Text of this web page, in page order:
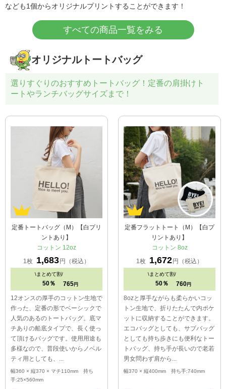
なども1個からオリジナルプリントすることができます！
すべての商品一覧をみる
オリジナルトートバッグ
選りすぐりのおすすめトートバッグ！定番の肩掛けト
ートやランチバッグサイズまで！
定番トートバッグ（M）【白プリ
ントあり】
コットン 12oz
1枚
1,683 円（税込）
\まとめて割/
50％ 765 円
12オンスの厚手のコットン生地で
作った、定番の形でベーシックで
人気のあるのトートバッグ。底マ
チありの船底タイプで、長く使っ
て頂けるバッグです。使用用途も
多様なので、普段使いからノベル
ティ用としても、...
幅360 × 縦370 × マチ110mm 持ち
手:25×560mm
定番フラットトート（M）【白プ
リントあり】
コットン 8oz
1枚
1,672 円（税込）
\まとめて割/
50％ 760 円
8ozと厚手ながらも柔らかいコッ
トン生地で、折りたたんで内ポケ
ットに収納することができます。
エコバッグとしても、サブバッグ
としても持ち歩きにも便利なトー
トバッグ、持ち手が長いので老若
男女問わず肩から...
幅370 × 縦400mm 持ち手:740mm